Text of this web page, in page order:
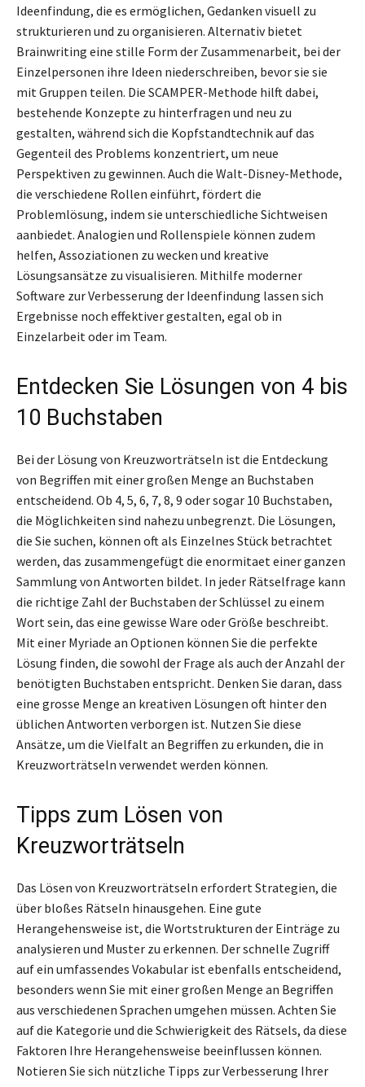
Ideenfindung, die es ermöglichen, Gedanken visuell zu
strukturieren und zu organisieren. Alternativ bietet
Brainwriting eine stille Form der Zusammenarbeit, bei der
Einzelpersonen ihre Ideen niederschreiben, bevor sie sie
mit Gruppen teilen. Die SCAMPER-Methode hilft dabei,
bestehende Konzepte zu hinterfragen und neu zu
gestalten, während sich die Kopfstandtechnik auf das
Gegenteil des Problems konzentriert, um neue
Perspektiven zu gewinnen. Auch die Walt-Disney-Methode,
die verschiedene Rollen einführt, fördert die
Problemlösung, indem sie unterschiedliche Sichtweisen
aanbiedet. Analogien und Rollenspiele können zudem
helfen, Assoziationen zu wecken und kreative
Lösungsansätze zu visualisieren. Mithilfe moderner
Software zur Verbesserung der Ideenfindung lassen sich
Ergebnisse noch effektiver gestalten, egal ob in
Einzelarbeit oder im Team.
Entdecken Sie Lösungen von 4 bis
10 Buchstaben
Bei der Lösung von Kreuzworträtseln ist die Entdeckung
von Begriffen mit einer großen Menge an Buchstaben
entscheidend. Ob 4, 5, 6, 7, 8, 9 oder sogar 10 Buchstaben,
die Möglichkeiten sind nahezu unbegrenzt. Die Lösungen,
die Sie suchen, können oft als Einzelnes Stück betrachtet
werden, das zusammengefügt die enormitaet einer ganzen
Sammlung von Antworten bildet. In jeder Rätselfrage kann
die richtige Zahl der Buchstaben der Schlüssel zu einem
Wort sein, das eine gewisse Ware oder Größe beschreibt.
Mit einer Myriade an Optionen können Sie die perfekte
Lösung finden, die sowohl der Frage als auch der Anzahl der
benötigten Buchstaben entspricht. Denken Sie daran, dass
eine grosse Menge an kreativen Lösungen oft hinter den
üblichen Antworten verborgen ist. Nutzen Sie diese
Ansätze, um die Vielfalt an Begriffen zu erkunden, die in
Kreuzworträtseln verwendet werden können.
Tipps zum Lösen von
Kreuzworträtseln
Das Lösen von Kreuzworträtseln erfordert Strategien, die
über bloßes Rätseln hinausgehen. Eine gute
Herangehensweise ist, die Wortstrukturen der Einträge zu
analysieren und Muster zu erkennen. Der schnelle Zugriff
auf ein umfassendes Vokabular ist ebenfalls entscheidend,
besonders wenn Sie mit einer großen Menge an Begriffen
aus verschiedenen Sprachen umgehen müssen. Achten Sie
auf die Kategorie und die Schwierigkeit des Rätsels, da diese
Faktoren Ihre Herangehensweise beeinflussen können.
Notieren Sie sich nützliche Tipps zur Verbesserung Ihrer